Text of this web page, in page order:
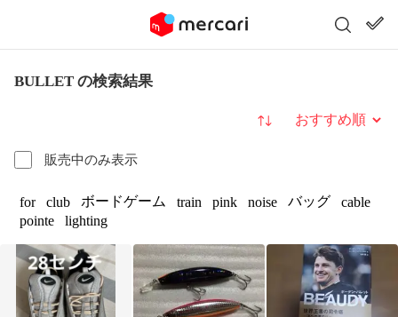
BULLET の検索結果
販売中のみ表示
並び替え
for club ボードゲーム train pink noise バッグ
cable
pointe
lighting